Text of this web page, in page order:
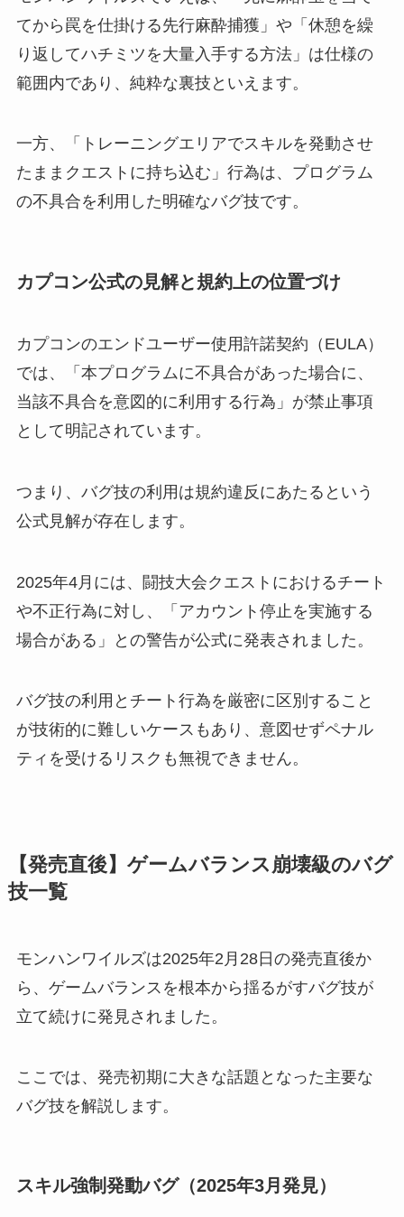
てから罠を仕掛ける先行麻酔捕獲」や「休憩を繰
り返してハチミツを大量入手する方法」は仕様の
範囲内であり、純粋な裏技といえます。
一方、「トレーニングエリアでスキルを発動させ
たままクエストに持ち込む」行為は、プログラム
の不具合を利用した明確なバグ技です。
カプコン公式の見解と規約上の位置づけ
カプコンのエンドユーザー使用許諾契約（EULA）
では、「本プログラムに不具合があった場合に、
当該不具合を意図的に利用する行為」が禁止事項
として明記されています。
つまり、バグ技の利用は規約違反にあたるという
公式見解が存在します。
2025年4月には、闘技大会クエストにおけるチート
や不正行為に対し、「アカウント停止を実施する
場合がある」との警告が公式に発表されました。
バグ技の利用とチート行為を厳密に区別すること
が技術的に難しいケースもあり、意図せずペナル
ティを受けるリスクも無視できません。
【発売直後】ゲームバランス崩壊級のバグ
技一覧
モンハンワイルズは2025年2月28日の発売直後か
ら、ゲームバランスを根本から揺るがすバグ技が
立て続けに発見されました。
ここでは、発売初期に大きな話題となった主要な
バグ技を解説します。
スキル強制発動バグ（2025年3月発見）